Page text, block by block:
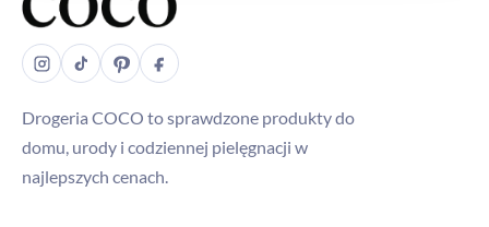
Drogeria COCO to sprawdzone produkty do
domu, urody i codziennej pielęgnacji w
najlepszych cenach.